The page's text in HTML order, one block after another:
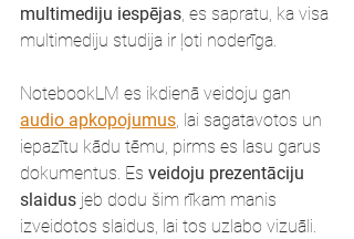
multimediju iespējas, es sapratu, ka visa
multimediju studija ir ļoti noderīga.
NotebookLM es ikdienā veidoju gan
audio apkopojumus, lai sagatavotos un
iepazītu kādu tēmu, pirms es lasu garus
dokumentus. Es veidoju prezentāciju
slaidus jeb dodu šim rīkam manis
izveidotos slaidus, lai tos uzlabo vizuāli.